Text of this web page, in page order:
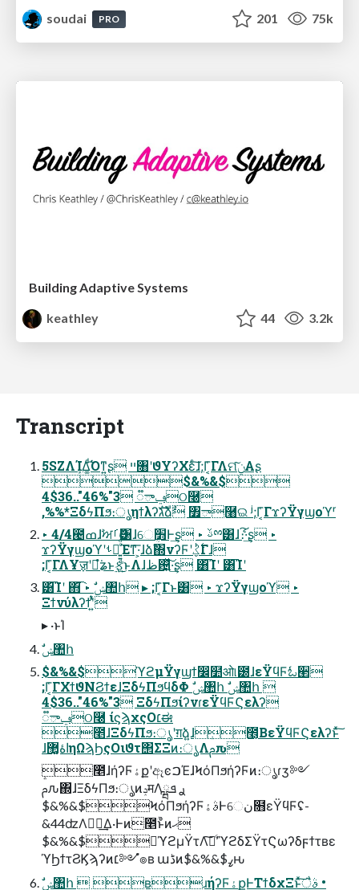
soudai
PRO 201 75k
Building Adaptive Systems
keathley
44 3.2k
Transcript
5SZΛܾΊΔ͚ͩ͡Όͳ͍ʂ ײ৘ʹϑΥʔΧεͨ͠ɺ;Γ͔͑ΓΛମݧ͠Α͏ʂ
$&%&$
4$36.."46%"3 ૿ాݠଠ࿠
,%%*ΞδϟΠϧ։ൃηϯλʔגࣜձࣾ ৿ా࿨ଇ ʲ;Γ͔͑ΓϫʔΫγϣοϓʳ
▸ 4/4౤ߘɺࣸਅࡱӨ͸ɺେ׻ܴͰ͢ʂ ▸ ࢿྉ͸ɺެ։͠·͢ʂ ▸
ϫʔΫγϣοϓʹࢀՃ͍͍ͨͩͨΈͳ͞·͕ɺձࣾ΍νʔϜʹ࣋ͪؼΓɺ
;Γ͔͑ΓΛҰॹʹಇ͘ํʑͱ࣮ફ͍ͨͩ͘͜ͱΛɺظ଴͍ͯ͠·͢ʂ ͸͡Ίʹ ͸͡Ίʹ
͸͡Ίʹ ΋͘͡ ▸ ࣗݾ঺հ ▸ ;Γ͔͑Γͱ͸ ▸ ϫʔΫγϣοϓ ▸
Ξϯνύλʔϯʹ͍ͭͯ
▸ ·ͱΊ
ࣗݾ঺հ
$&%&$ϓϩμΫγϣϯ෼໺ओ୲౰ɺεΫϥϜಓؔ੢
;Γ͔͑ΓΧϯϑΝϨϯεɺΞδϟΠϧϥδΦ ࣗݾ঺հ ࣗݾ঺հ 
4$36.."46%"3 ΞδϟΠϧίʔνɾεΫϥϜϚελʔ
૿ాݠଠ࿠ ίϛϡχςΟ׆ಈ
೥ɺΞδϟΠϧ։ൃʹग़ձ͍ɺ೥͔ΒεΫϥϜϚελʔͱͯ͠
ɺاۀ޲͚ηΩϡϦςΟιϑτ΢ΣΞͷ։ൃΛࢧԉ
೥ɺήʔϜۀքʹඈͼࠐΈɺϞόΠϧήʔϜͷ։ൃɾӡ༻
ࢧԉ΍ɺΞδϟΠϧ։ൃͷݚमΛ࣮ࢪ ܦྺ
$&%&$ϞόΠϧήʔϜࣄۀͰେن໛εΫϥϜʢ-
&44ʣΛಋೖ͢Δ·Ͱͷ೥ؒͱͦͷޙ
$&%&$ಈ͘ϓϩμΫτΛ࣠ʹͨ͠ϓϩδΣΫτϚωʔδϝϯτʙε
ϓϦϯτϨϏϡʔͷ׆༻ํ๏ʙ աڈͷ$&%&$ߨԋ